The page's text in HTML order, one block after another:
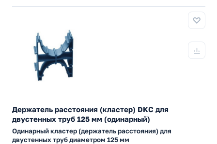
Держатель расстояния (кластер) DKC для
двустенных труб 125 мм (одинарный)
Одинарный кластер (держатель расстояния) для
двустенных труб диаметром 125 мм